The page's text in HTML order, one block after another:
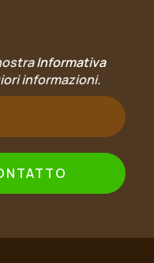
Informativa
informazioni.